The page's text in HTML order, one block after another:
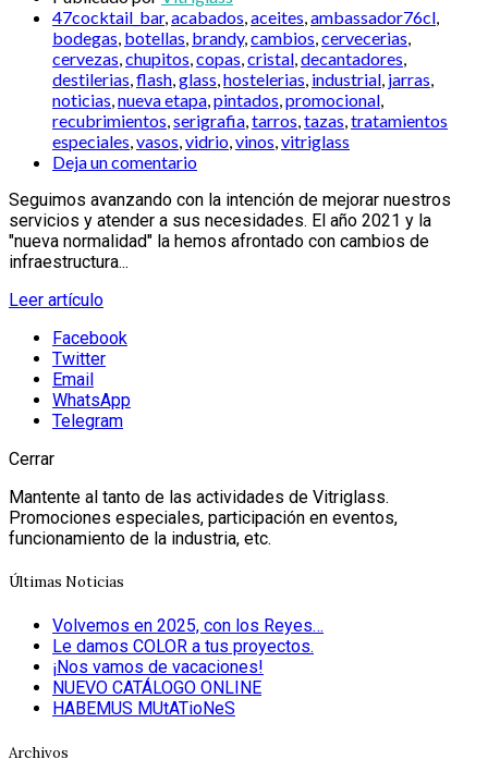
47cocktail_bar,acabados,aceites,ambassador76cl,
bodegas, botellas, brandy,cambios,cervecerias,
cervezas,chupitos,copas,cristal,decantadores,
destilerias,flash,glass,hostelerias, industrial, jarras,
noticias,nueva etapa,pintados,promocional,
recubrimientos,serigrafia,tarros,tazas,tratamientos
especiales,vasos,vidrio,vinos,vitriglass
Deja un comentario
Seguimos avanzando con la intención de mejorar nuestros
servicios y atender a sus necesidades. El año 2021 y la
"nueva normalidad" la hemos afrontado con cambios de
infraestructura...
Leer artículo
Facebook
Twitter
Email
WhatsApp
Telegram
Cerrar
Mantente al tanto de las actividades de Vitriglass.
Promociones especiales, participación en eventos,
funcionamiento de la industria, etc.
Últimas Noticias
Volvemos en 2025, con los Reyes…
Le damos COLOR a tus proyectos.
¡Nos vamos de vacaciones!
NUEVO CATÁLOGO ONLINE
HABEMUS MUtATioNeS
Archivos